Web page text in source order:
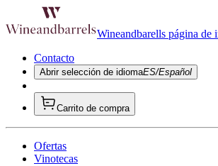
Wineandbarells página de
Contacto
Abrir selección de idiomaES/Español
Carrito de compra
Ofertas
Vinotecas